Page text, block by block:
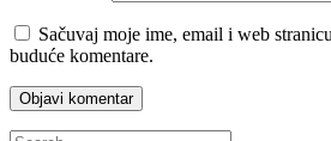
Sačuvaj moje ime, email i web
buduće komentare.